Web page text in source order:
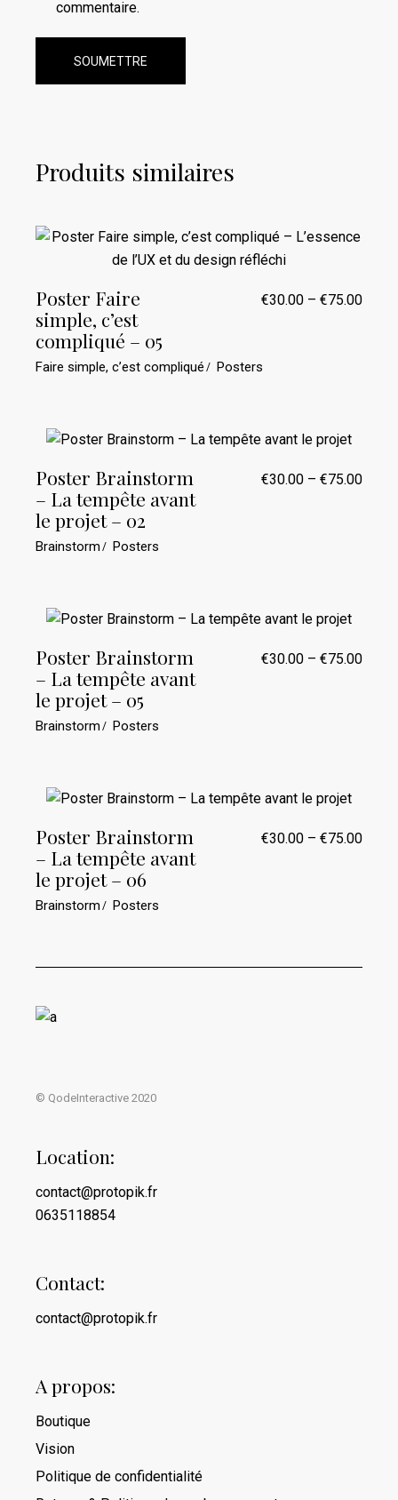
commentaire.
SOUMETTRE
Produits similaires
Poster Faire
simple, c’est
compliqué – 05
€30.00– €75.00Plage
Faire simple, c’est compliqué Posters
Poster Brainstorm
– La tempête avant
le projet – 02
€30.00– €75.00Plage
Brainstorm Posters
Poster Brainstorm
– La tempête avant
le projet – 05
€30.00– €75.00Plage
Brainstorm Posters
Poster Brainstorm
– La tempête avant
le projet – 06
€30.00– €75.00Plage
Brainstorm Posters
© QodeInteractive 2020
Location:
contact@protopik.fr
0635118854
Contact:
contact@protopik.fr
A propos:
Boutique
Vision
Politique de confidentialité